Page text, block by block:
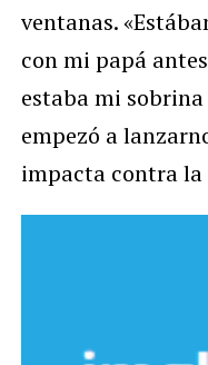
ventanas.
con mi papá
estaba mi sobrina
empezó a
impacta contra